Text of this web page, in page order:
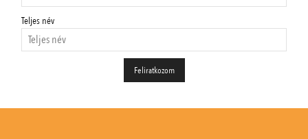
Teljes név